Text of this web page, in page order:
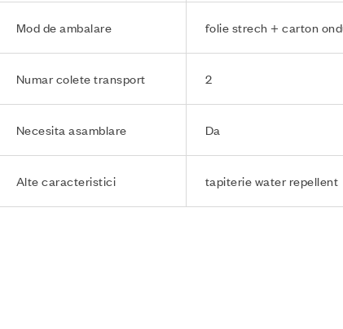
Mod de ambalare folie strech + carton
Numar colete transport 2
Necesita asamblare Da
Alte caracteristici tapiterie water repellent